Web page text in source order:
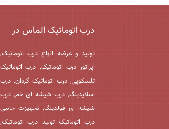
درب اتوماتیک الماس در
تولید و عرضه انواع درب اتوماتیک,
اپراتور درب اتوماتیک, درب اتوماتیک
تلسکوپی, درب اتوماتیک گردان, درب
اسلایدینگ, درب شیشه ای خم, درب
شیشه ای فولدینگ, تجهیزات جانبی
درب اتوماتیک تولید درب اتوماتیک,